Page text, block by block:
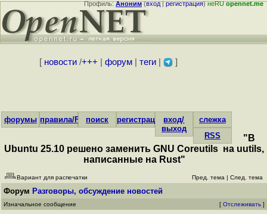
Профиль:Аноним(вход|регистрация)неRUopennet.me
[ новости/+++ форум| теги| ]
форумы правила/FAQпоиск регистрациявход/
выход
слежка
RSS
"В
Ubuntu 25.10 решено заменить GNU Coreutils на uutils,
написанные на Rust"
Вариант для распечатки Пред. тема | След. тема
Форум Разговоры, обсуждение новостей
Изначальное сообщение [ Отслеживать ]